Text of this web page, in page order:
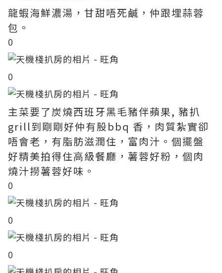
龍蝦海鮮濃湯，甘甜唔死鹹，仲跟埋蒜蓉
包。
0
0
主菜要了炭燒西班牙黑毛豬伴蘋果, 豬扒
grill到剛剛好仲有股bbq 香，肉質紮實卻
唔會老，有脂肪滋潤住，富肉汁。個擺盤
好精美拍得住高級餐廳，薯蓉好粉，個肉
燒汁撈薯蓉好味。
0
0
0